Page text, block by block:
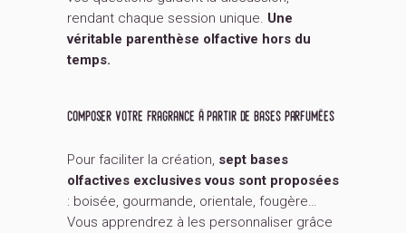
rendant chaque session unique. Une
véritable parenthèse olfactive hors du
temps.
composer votre fragrance à partir de bases parfumées
Pour faciliter la création, sept bases
olfactives exclusives vous sont proposées
: boisée, gourmande, orientale, fougère…
Vous apprendrez à les personnaliser grâce